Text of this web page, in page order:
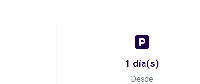
1 día(s)
Desde